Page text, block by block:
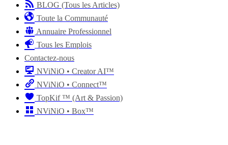
BLOG (Tous les Articles)
Toute la Communauté
Annuaire Professionnel
Tous les Emplois
Contactez-nous
NViNiO • Creator AI™
NViNiO • Connect™
TopKif ™ (Art & Passion)
NViNiO • Box™